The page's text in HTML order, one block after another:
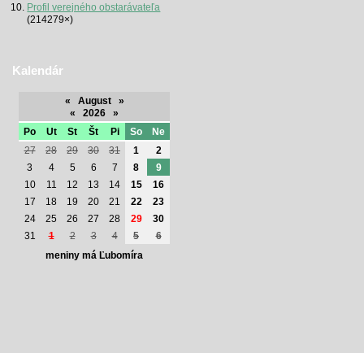
Profil verejného obstarávateľa
(214279×)
Kalendár
« August
»
«
2026
»
Po
Ut St Št Pi So
Ne
27
28 29 30 31 1
2
3
4 5 6 7 8
9
10
11 12 13 14 15
16
17
18 19 20 21 22
23
24
25 26 27 28 29
30
31
1 2 3 4 5
6
meniny má Ľubomíra